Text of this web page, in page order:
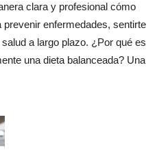
clara y profesional cómo
enfermedades, sentirte
a largo plazo. ¿Por qué es
una dieta balanceada? Una